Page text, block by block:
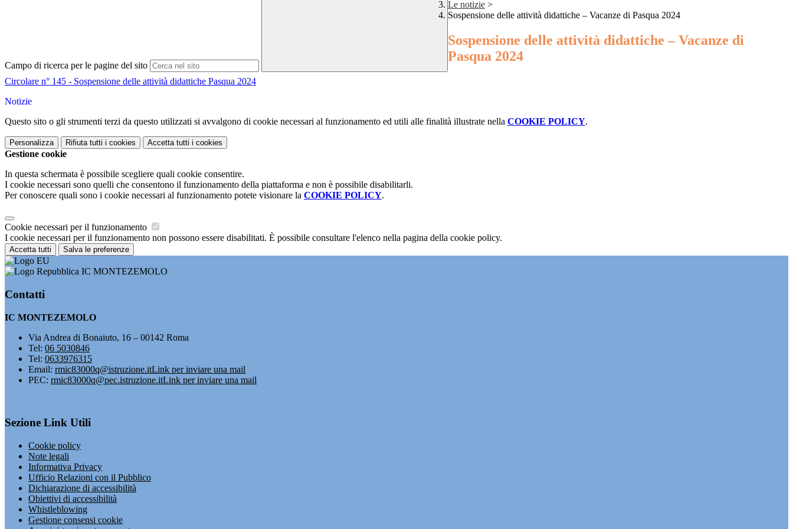
Campo di ricerca per le pagine del sito
Le notizie >
Sospensione delle attività didattiche – Vacanze di Pasqua 2024
Sospensione delle attività didattiche – Vacanze di
Pasqua 2024
Circolare n° 145 - Sospensione delle attività didattiche Pasqua 2024
Notizie
Questo sito o gli strumenti terzi da questo utilizzati si avvalgono di cookie necessari al funzionamento ed utili alle finalità illustrate nella COOKIE POLICY.
Personalizza Rifiuta tutti i cookies Accetta tutti i cookies
Gestione cookie
In questa schermata è possibile scegliere quali cookie consentire.
I cookie necessari sono quelli che consentono il funzionamento della piattaforma e non è possibile disabilitarli.
Per conoscere quali sono i cookie necessari al funzionamento potete visionare la COOKIE POLICY.
Cookie necessari per il funzionamento
I cookie necessari per il funzionamento non possono essere disabilitati. È possibile consultare l'elenco nella pagina della cookie policy.
Accetta tutti Salva le preferenze
IC MONTEZEMOLO
Contatti
IC MONTEZEMOLO
Via Andrea di Bonaiuto, 16 – 00142 Roma
Tel: 06 5030846
Tel: 0633976315
Email: rmic83000q@istruzione.itLink per inviare una mail
PEC: rmic83000q@pec.istruzione.itLink per inviare una mail
Sezione Link Utili
Cookie policy
Note legali
Informativa Privacy
Ufficio Relazioni con il Pubblico
Dichiarazione di accessibilità
Obiettivi di accessibilità
Whistleblowing
Gestione consensi cookie